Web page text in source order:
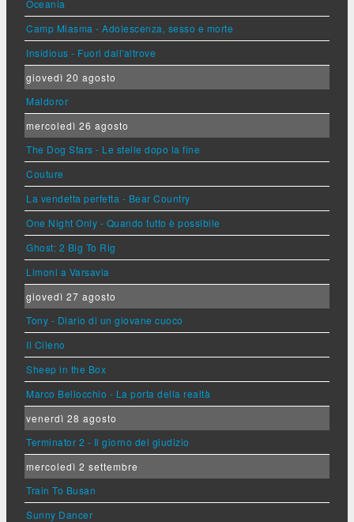
Oceania
Camp Miasma - Adolescenza, sesso e morte
Insidious - Fuori dall'altrove
giovedì 20 agosto
Maldoror
mercoledì 26 agosto
The Dog Stars - Le stelle dopo la fine
Couture
La vendetta perfetta - Bear Country
One Night Only - Quando tutto è possibile
Ghost: 2 Big To Rig
Limoni a Varsavia
giovedì 27 agosto
Tony - Diario di un giovane cuoco
Il Cileno
Sheep in the Box
Marco Bellocchio - La porta della realtà
venerdì 28 agosto
Terminator 2 - Il giorno del giudizio
mercoledì 2 settembre
Train To Busan
Sunny Dancer